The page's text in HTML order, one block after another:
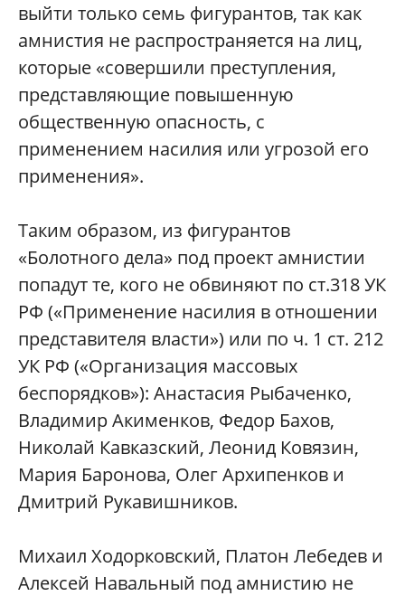
выйти только семь фигурантов, так как
амнистия не распространяется на лиц,
которые «совершили преступления,
представляющие повышенную
общественную опасность, с
применением насилия или угрозой его
применения».
Таким образом, из фигурантов
«Болотного дела» под проект амнистии
попадут те, кого не обвиняют по ст.318 УК
РФ («Применение насилия в отношении
представителя власти») или по ч. 1 ст. 212
УК РФ («Организация массовых
беспорядков»): Анастасия Рыбаченко,
Владимир Акименков, Федор Бахов,
Николай Кавказский, Леонид Ковязин,
Мария Баронова, Олег Архипенков и
Дмитрий Рукавишников.
Михаил Ходорковский, Платон Лебедев и
Алексей Навальный под амнистию не